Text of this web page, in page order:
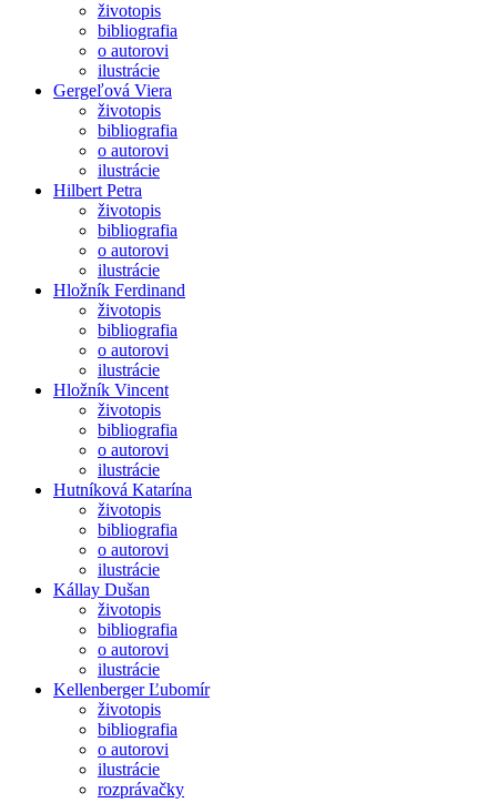
životopis
bibliografia
o autorovi
ilustrácie
Gergeľová Viera
životopis
bibliografia
o autorovi
ilustrácie
Hilbert Petra
životopis
bibliografia
o autorovi
ilustrácie
Hložník Ferdinand
životopis
bibliografia
o autorovi
ilustrácie
Hložník Vincent
životopis
bibliografia
o autorovi
ilustrácie
Hutníková Katarína
životopis
bibliografia
o autorovi
ilustrácie
Kállay Dušan
životopis
bibliografia
o autorovi
ilustrácie
Kellenberger Ľubomír
životopis
bibliografia
o autorovi
ilustrácie
rozprávačky